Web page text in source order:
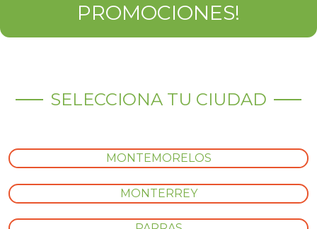
PROMOCIONES!
SELECCIONA TU CIUDAD
MONTEMORELOS
MONTERREY